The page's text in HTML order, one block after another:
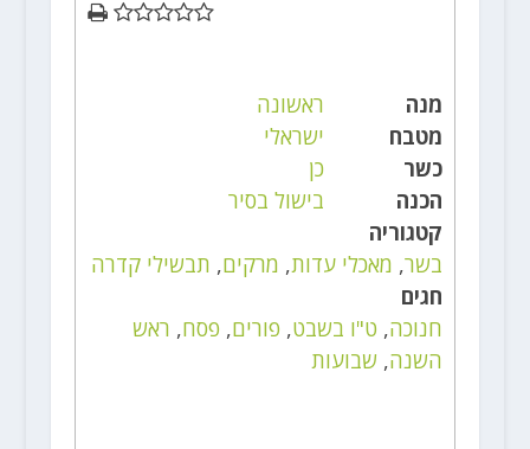
מנה
ראשונה
מטבח
ישראלי
כשר
כן
הכנה
בישול בסיר
קטגוריה
בשר, מאכלי עדות, מרקים, תבשילי קדרה
חגים
חנוכה, ט"ו בשבט, פורים, פסח, ראש
השנה, שבועות